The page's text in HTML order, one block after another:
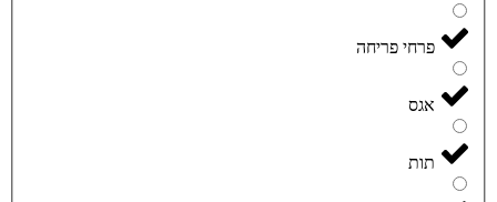
פרחי פריחה
אגס
תות